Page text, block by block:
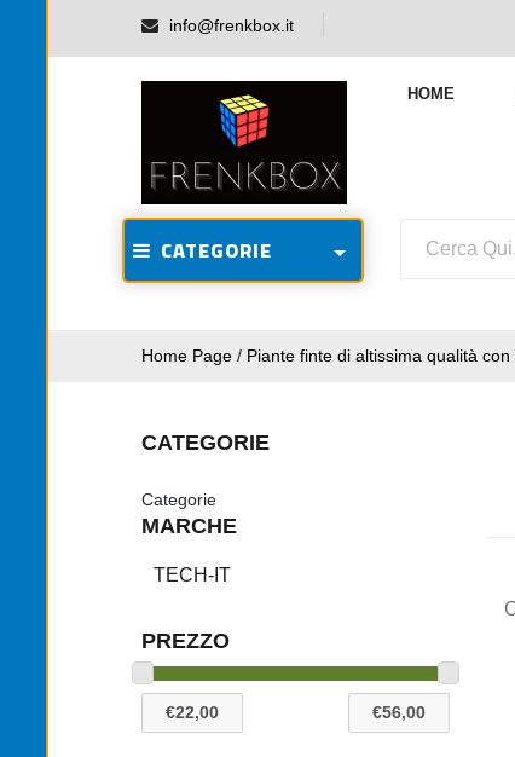
info@frenkbox.it
HOME
CATEGORIE
Home Page / Piante finte di altissima qualità
CATEGORIE
Categorie
MARCHE
TECH-IT
PREZZO